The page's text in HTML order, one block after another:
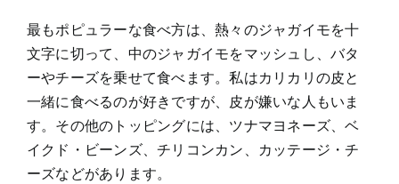
最もポピュラーな食べ方は、熱々のジャガイモを十
文字に切って、中のジャガイモをマッシュし、バタ
ーやチーズを乗せて食べます。私はカリカリの皮と
一緒に食べるのが好きですが、皮が嫌いな人もいま
す。その他のトッピングには、ツナマヨネーズ、ベ
イクド・ビーンズ、チリコンカン、カッテージ・チ
ーズなどがあります。